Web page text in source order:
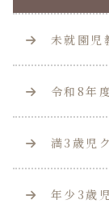
未就園児
令和8年
満3歳児
年少3歳